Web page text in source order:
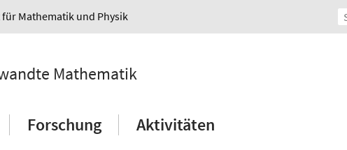
für Mathematik und Physik
Mathematik
Forschung Aktivitäten